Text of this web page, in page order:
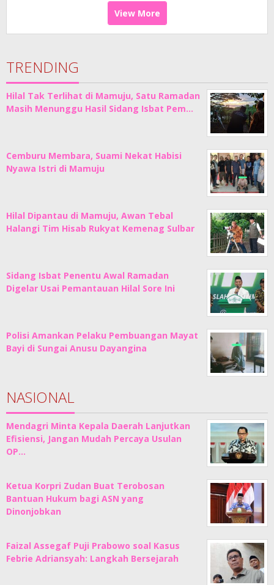
View More
TRENDING
Hilal Tak Terlihat di Mamuju, Satu Ramadan
Masih Menunggu Hasil Sidang Isbat Pem…
Cemburu Membara, Suami Nekat Habisi
Nyawa Istri di Mamuju
Hilal Dipantau di Mamuju, Awan Tebal
Halangi Tim Hisab Rukyat Kemenag Sulbar
Sidang Isbat Penentu Awal Ramadan
Digelar Usai Pemantauan Hilal Sore Ini
Polisi Amankan Pelaku Pembuangan Mayat
Bayi di Sungai Anusu Dayangina
NASIONAL
Mendagri Minta Kepala Daerah Lanjutkan
Efisiensi, Jangan Mudah Percaya Usulan
OP…
Ketua Korpri Zudan Buat Terobosan
Bantuan Hukum bagi ASN yang
Dinonjobkan
Faizal Assegaf Puji Prabowo soal Kasus
Febrie Adriansyah: Langkah Bersejarah